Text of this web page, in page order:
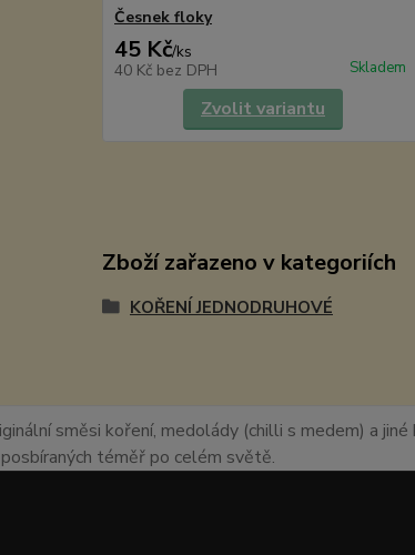
Česnek floky
45 Kč/ks
40 Kč bez DPH Skladem
Zvolit variantu
Zboží zařazeno v kategoriích
KOŘENÍ JEDNODRUHOVÉ
směsi koření, medolády (chilli s medem) a
téměř po celém světě.